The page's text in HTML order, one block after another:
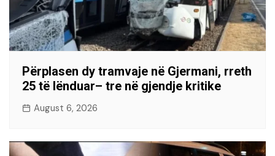
Përplasen dy tramvaje në Gjermani, rreth
25 të lënduar– tre në gjendje kritike
August 6, 2026